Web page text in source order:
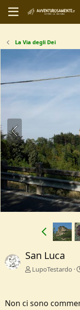
La Via degli Dei
San Luca
LupoTestardo
Non ci sono